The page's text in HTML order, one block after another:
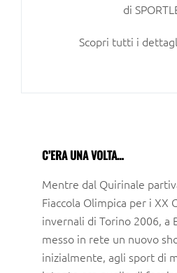
di
Scopri tutti i
C’ERA UNA VOLTA…
Mentre dal Quirinale
Fiaccola Olimpica per i XX
invernali di Torino 2006, a
messo in rete un nuovo
inizialmente, agli sport di